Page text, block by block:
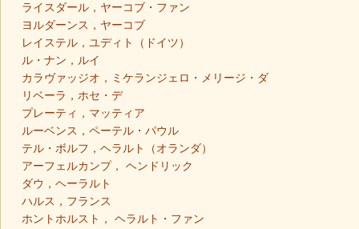
ライスダール，ヤーコブ・ファン
ヨルダーンス，ヤーコブ
レイステル，ユディト（ドイツ）
ル・ナン，ルイ
カラヴァッジオ，ミケランジェロ・メリージ・ダ
リベーラ，ホセ・デ
プレーティ，マッティア
ルーベンス，ペーテル・パウル
テル・ボルフ，ヘラルト（オランダ）
アーフェルカンプ， ヘンドリック
ダウ，ヘーラルト
ハルス，フランス
ホントホルスト， ヘラルト・ファン